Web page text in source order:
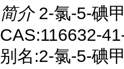
简介 2-氯-5-碘
CAS:116632-
别名:2-氯-5-碘